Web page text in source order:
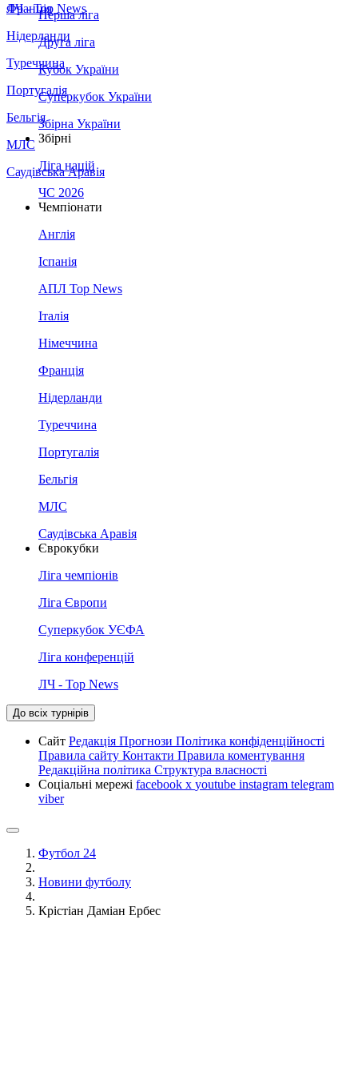
Франція
Нідерланди
Туреччина
Португалія
Бельгія
МЛС
Саудівська Аравія
ЛЧ - Top News
Перша ліга
Друга ліга
Кубок України
Суперкубок України
Збірна України
Збірні
Ліга націй
ЧС 2026
Чемпіонати
Англія
Іспанія
АПЛ Top News
Італія
Німеччина
Франція
Нідерланди
Туреччина
Португалія
Бельгія
МЛС
Саудівська Аравія
Єврокубки
Ліга чемпіонів
Ліга Європи
Суперкубок УЄФА
Ліга конференцій
ЛЧ - Top News
До всіх турнірів
Сайт Редакція Прогнози Політика конфіденційності
Правила сайту Контакти Правила коментування
Редакційна політика Структура власності
Соціальні мережі facebook x youtube instagram telegram
viber
Футбол 24
Новини футболу
Крістіан Даміан Ербес